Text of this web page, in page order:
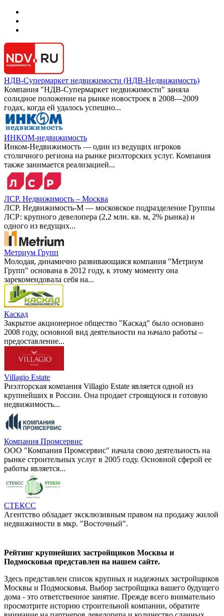
НДВ-Супермаркет недвижимости (НДВ-Недвижимость)
Компания "НДВ-Супермаркет недвижимости" заняла
солидное положение на рынке новостроек в 2008—2009
годах, когда ей удалось успешно...
ИНКОМ-недвижимость
Инком-Недвижимость — один из ведущих игроков
столичного региона на рынке риэлторских услуг. Компания
также занимается реализацией...
ЛСР. Недвижимость – Москва
ЛСР. Недвижимость-М — московское подразделение Группы
ЛСР: крупного девелопера (2,2 млн. кв. м, 2% рынка) и
одного из ведущих...
Метриум Групп
Молодая, динамично развивающаяся компания "Метриум
Групп" основана в 2012 году, к этому моменту она
зарекомендовала себя на...
Каскад
Закрытое акционерное общество "Каскад" было основано
2008 году, основной вид деятельности на начало работы –
предоставление...
Villagio Estate
Риэлторская компания Villagio Estate является одной из
крупнейших в России. Она продает строящуюся и готовую
недвижимость...
Компания Промсервис
ООО "Компания Промсервис" начала свою деятельность на
рынке строительных услуг в 2005 году. Основной сферой ее
работы является...
СТЕКСС
Агентство обладает эксклюзивным правом на продажу жилой
недвижимости в мкр. "Восточный".
Рейтинг крупнейших застройщиков Москвы и
Подмосковья представлен на нашем сайте.
Здесь представлен список крупных и надежных застройщиков
Москвы и Подмосковья. Выбор застройщика вашего будущего
дома - это ответственное занятие. Прежде всего внимательно
просмотрите историю строительной компании, обратите